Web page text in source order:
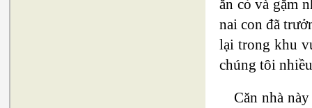
ăn cỏ và gặm
nai con đã
lại trong khu
chúng tôi
Căn nhà